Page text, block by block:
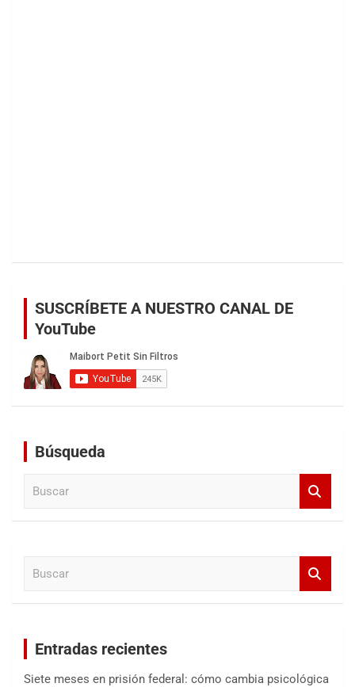
SUSCRÍBETE A NUESTRO CANAL DE
YouTube
Búsqueda
Entradas recientes
Siete meses en prisión federal: cómo cambia psicológica